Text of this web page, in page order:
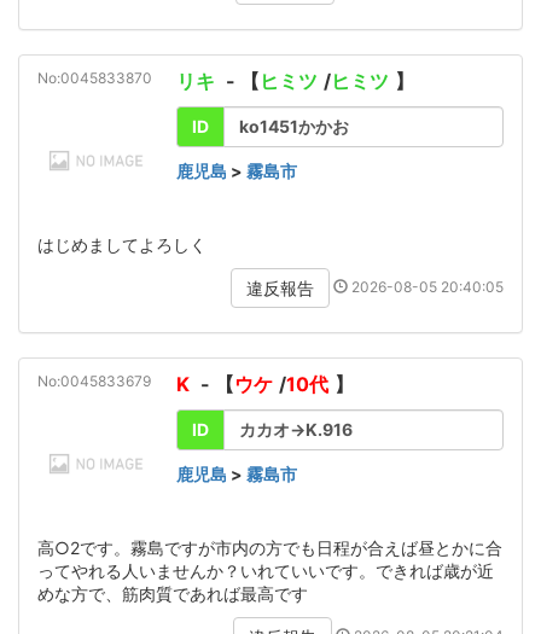
No:0045833870 リキ - 【 ヒミツ /ヒミツ 】
ID ko1451かかお
鹿児島 > 霧島市
はじめましてよろしく
違反報告 2026-08-05 20:40:05
No:0045833679 K - 【ウケ /10代 】
ID カカオ→K.916
鹿児島 > 霧島市
高○2です。霧島ですが市内の方でも日程が合えば昼とかに合
ってやれる人いませんか？いれていいです。できれば歳が近
めな方で、筋肉質であれば最高です